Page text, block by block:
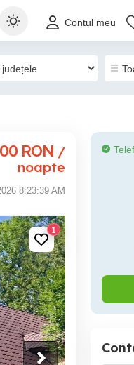
Contul meu
RON /
noapte
8:23:39 AM
1